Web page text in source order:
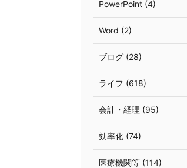
PowerPoint (4)
Word (2)
ブログ (28)
ライフ (618)
会計・経理 (95)
効率化 (74)
医療機関等 (114)